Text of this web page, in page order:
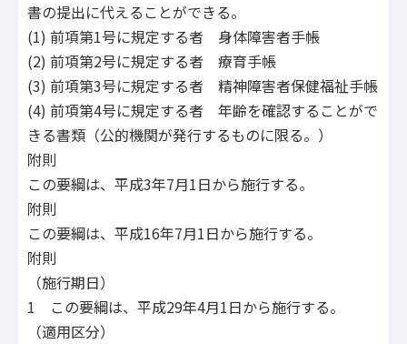
書の提出に代えることができる。
(1) 前項第1号に規定する者 身体障害者手帳
(2) 前項第2号に規定する者 療育手帳
(3) 前項第3号に規定する者 精神障害者保健福祉手帳
(4) 前項第4号に規定する者 年齢を確認することがで
きる書類（公的機関が発行するものに限る。）
附則
この要綱は、平成3年7月1日から施行する。
附則
この要綱は、平成16年7月1日から施行する。
附則
（施行期日）
1 この要綱は、平成29年4月1日から施行する。
（適用区分）